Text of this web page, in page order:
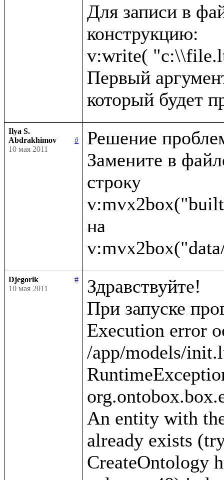
Для записи в
конструкцию:
v:write(
Первый
Ilya S.
Abdrakhimov
#
10 мая 2011
Решение
Замените в
строку
на
Djegorik
#
10 мая 2011
Здравствуйте!
При запуске
Execution error
/app/models/
An entity with
already exists
CreateOntology